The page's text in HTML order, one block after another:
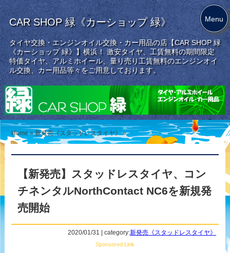
CAR SHOP 緑《カーショップ 緑》
タイヤ交換・エンジンオイル交換・カー用品の店【CAR SHOP 緑
《カーショップ 緑》】横浜！ 激安タイヤ、工賃無料の期間限定
特価タイヤ、アルミホイール、量り売り工賃無料のエンジンオイ
ル交換、カー用品等々をご用意しております。
Home »新発売《スタッドレスタイヤ》 »
【新発売】スタッドレスタイヤ、コン
チネンタルNorthContact NC6を新規発
売開始
2020/01/31 | category:新発売《スタッドレスタイヤ》
Sponsored Link
Menu